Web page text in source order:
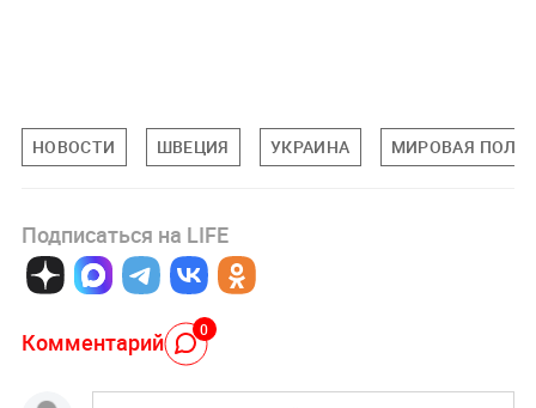
НОВОСТИ ШВЕЦИЯ УКРАИНА МИРОВАЯ
Подписаться на LIFE
Комментарий 0